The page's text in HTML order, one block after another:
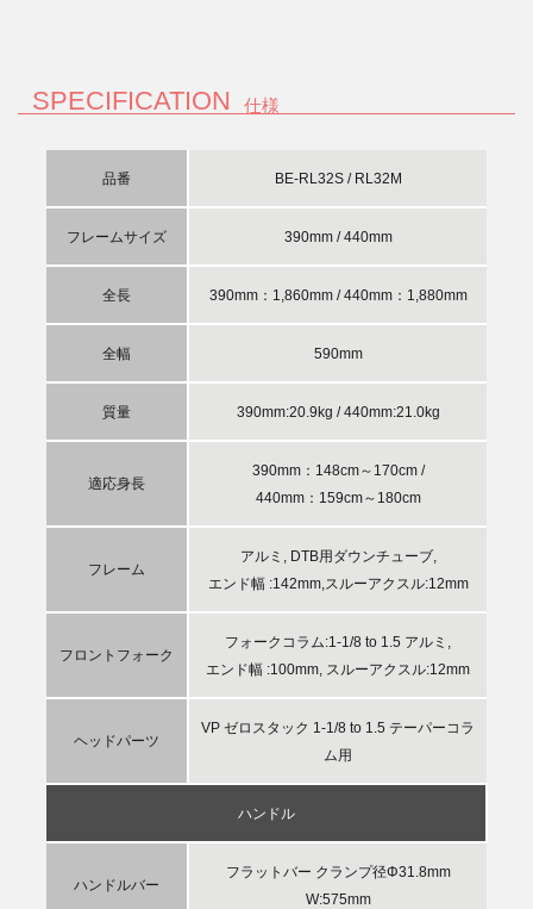
SPECIFICATION 仕様
品番 BE-RL32S / RL32M
フレームサイズ 390mm / 440mm
全長 390mm：1,860mm / 440mm：1,880mm
全幅 590mm
質量 390mm:20.9kg / 440mm:21.0kg
適応身長
390mm：148cm～170cm /
440mm：159cm～180cm
フレーム
アルミ, DTB用ダウンチューブ,
エンド幅 :142mm,スルーアクスル:12mm
フロントフォーク
フォークコラム:1-1/8 to 1.5 アルミ,
エンド幅 :100mm, スルーアクスル:12mm
ヘッドパーツ
VP ゼロスタック 1-1/8 to 1.5 テーパーコラ
ム用
ハンドル
ハンドルバー
フラットバー クランプ径Φ31.8mm
W:575mm